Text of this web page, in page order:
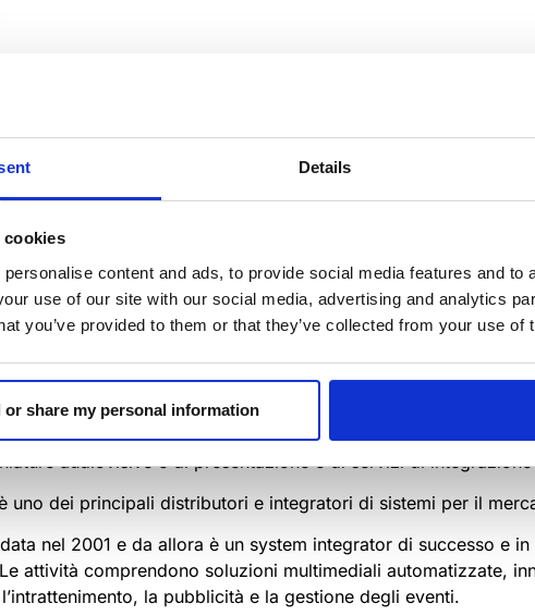
Details
cookies
content and ads, to provide social media features and to
use of our site with our social media, advertising and analytics
you’ve provided to them or that they’ve collected from your use of
or share my personal information
Hi-Tech
che si terrà aSan Pietroburgo, in Russia, il 26aprile. Si tratta
alle 19:30 e coprirà un’ampia gamma di attività AV,
DB2 e DynamicX2Share ,vincitori del premio Red Dot ,
una giornata dinamica all’insegna dell’audiovisivo
i partner,Hi-Tech Mediaè uno dei leader della distribuzione AV
audiovisive e di presentazione e di servizi di integrazione
uno dei principali distributori e integratori di sistemi per il
nel 2001 e da allora è un system integrator di successo e
attività comprendono soluzioni multimediali automatizzate,
la pubblicità e la gestione degli eventi.